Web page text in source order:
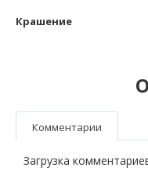
Крашение
Комментарии
Загрузка